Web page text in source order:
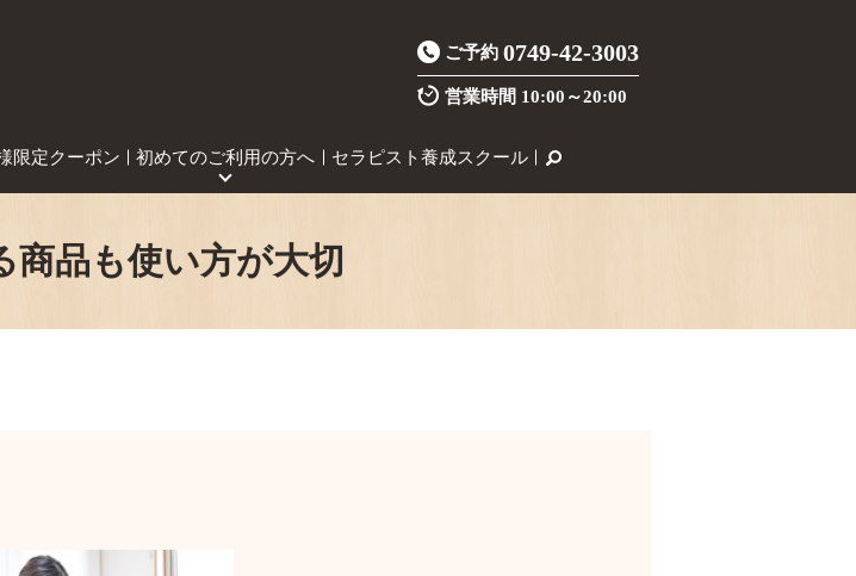
ご予約 0749-42-3003
営業時間 10:00～20:00
限定クーポン 初めてのご利用の方へ セラピスト養成スクール
商品も使い方が大切